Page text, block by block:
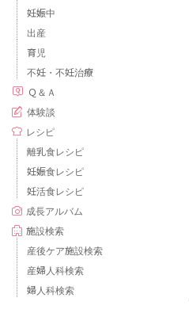
妊娠中
出産
育児
不妊・不妊治療
Ｑ＆Ａ
体験談
レシピ
離乳食レシピ
妊娠食レシピ
妊活食レシピ
成長アルバム
施設検索
産後ケア施設検索
産婦人科検索
婦人科検索